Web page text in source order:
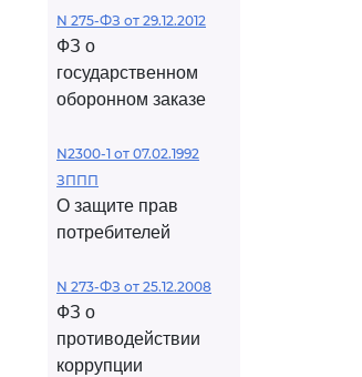
N 275-ФЗ от 29.12.2012
ФЗ о
государственном
оборонном заказе
N2300-1 от 07.02.1992
ЗППП
О защите прав
потребителей
N 273-ФЗ от 25.12.2008
ФЗ о
противодействии
коррупции